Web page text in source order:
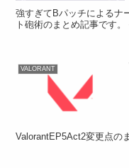
強すぎてBパッチによるナ
ト砲術のまとめ記事です
VALORANT
ValorantEP5Act2変更点の